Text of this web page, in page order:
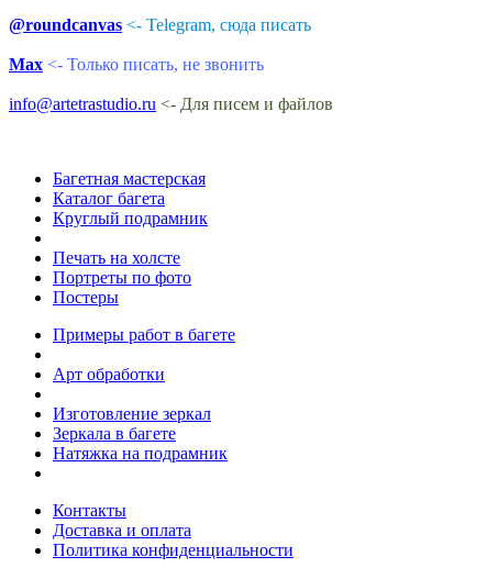
@roundcanvas <- Telegram, сюда писать
Max <- Только писать, не звонить
info@artetrastudio.ru <- Для писем и файлов
Багетная мастерская
Каталог багета
Круглый подрамник
Печать на холсте
Портреты по фото
Постеры
Примеры работ в багете
Арт обработки
Изготовление зеркал
Зеркала в багете
Натяжка на подрамник
Контакты
Доставка и оплата
Политика конфиденциальности